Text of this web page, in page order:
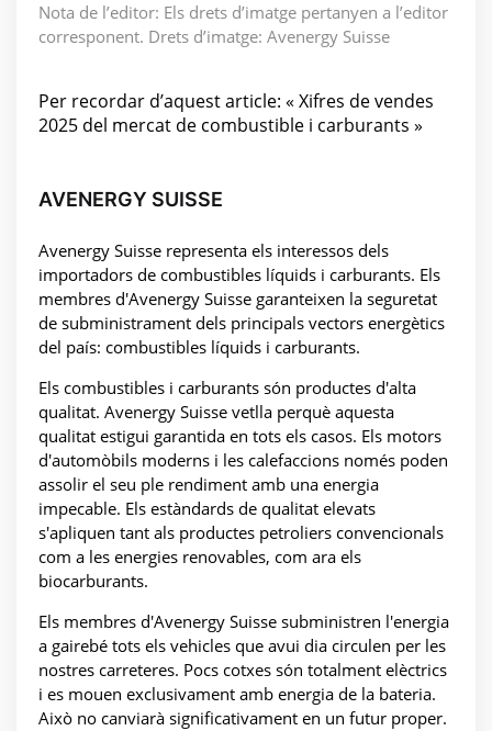
Nota de l’editor: Els drets d’imatge pertanyen a l’editor
corresponent. Drets d’imatge: Avenergy Suisse
Per recordar d’aquest article: « Xifres de vendes
2025 del mercat de combustible i carburants »
AVENERGY SUISSE
Avenergy Suisse representa els interessos dels
importadors de combustibles líquids i carburants. Els
membres d'Avenergy Suisse garanteixen la seguretat
de subministrament dels principals vectors energètics
del país: combustibles líquids i carburants.
Els combustibles i carburants són productes d'alta
qualitat. Avenergy Suisse vetlla perquè aquesta
qualitat estigui garantida en tots els casos. Els motors
d'automòbils moderns i les calefaccions només poden
assolir el seu ple rendiment amb una energia
impecable. Els estàndards de qualitat elevats
s'apliquen tant als productes petroliers convencionals
com a les energies renovables, com ara els
biocarburants.
Els membres d'Avenergy Suisse subministren l'energia
a gairebé tots els vehicles que avui dia circulen per les
nostres carreteres. Pocs cotxes són totalment elèctrics
i es mouen exclusivament amb energia de la bateria.
Això no canviarà significativament en un futur proper.